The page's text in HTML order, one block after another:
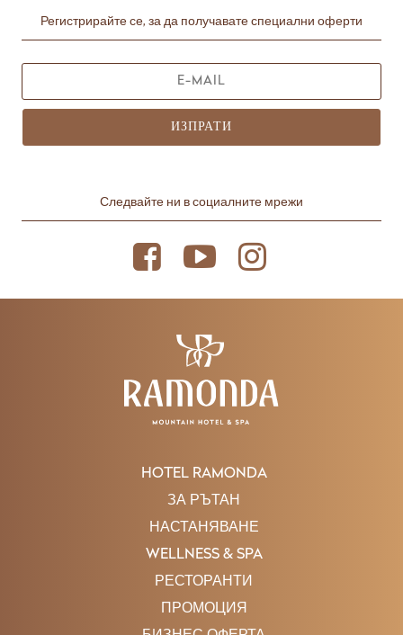
Регистрирайте се, за да получавате специални оферти
ИЗПРАТИ
Следвайте ни в социалните мрежи
HOTEL RAMONDA
ЗА РЪТАН
НАСТАНЯВАНЕ
WELLNESS & SPA
РЕСТОРАНТИ
ПРОМОЦИЯ